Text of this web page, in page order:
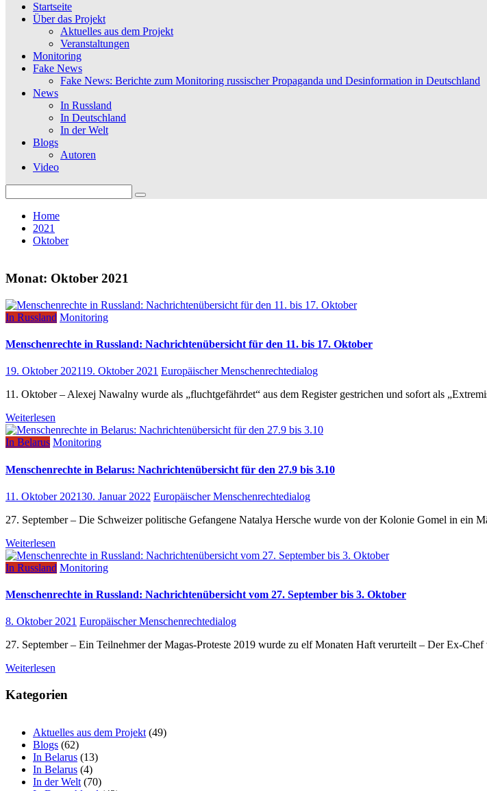
Startseite
Über das Projekt
Aktuelles aus dem Projekt
Veranstaltungen
Monitoring
Fake News
Fake News: Berichte zum Monitoring russischer Propaganda und Desinformation in Deutschland
News
In Russland
In Deutschland
In der Welt
Blogs
Autoren
Video
for:
Home
2021
Oktober
Monat: Oktober 2021
In Russland Monitoring
Menschenrechte in Russland: Nachrichtenübersicht für den 11. bis 17. Oktober
19. Oktober 202119. Oktober 2021 Europäischer Menschenrechtedialog
11. Oktober – Alexej Nawalny wurde als „fluchtgefährdet“ aus dem Register gestrichen und sofort als
Weiterlesen
In Belarus Monitoring
Menschenrechte in Belarus: Nachrichtenübersicht für den 27.9 bis 3.10
11. Oktober 202130. Januar 2022 Europäischer Menschenrechtedialog
27. September – Die Schweizer politische Gefangene Natalya Hersche wurde von der Kolonie Gomel in ein
Weiterlesen
In Russland Monitoring
Menschenrechte in Russland: Nachrichtenübersicht vom 27. September bis 3. Oktober
8. Oktober 2021 Europäischer Menschenrechtedialog
27. September – Ein Teilnehmer der Magas-Proteste 2019 wurde zu elf Monaten Haft verurteilt – Der Ex-
Weiterlesen
Kategorien
Aktuelles aus dem Projekt (49)
Blogs (62)
In Belarus (13)
In Belarus (4)
In der Welt (70)